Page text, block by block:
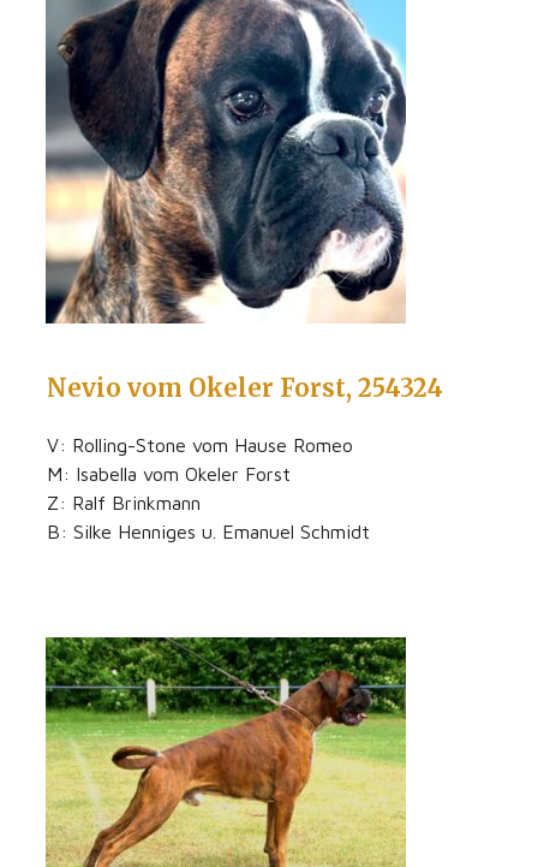
Nevio vom Okeler Forst, 254324
V: Rolling-Stone vom Hause Romeo
M: Isabella vom Okeler Forst
Z: Ralf Brinkmann
B: Silke Henniges u. Emanuel Schmidt